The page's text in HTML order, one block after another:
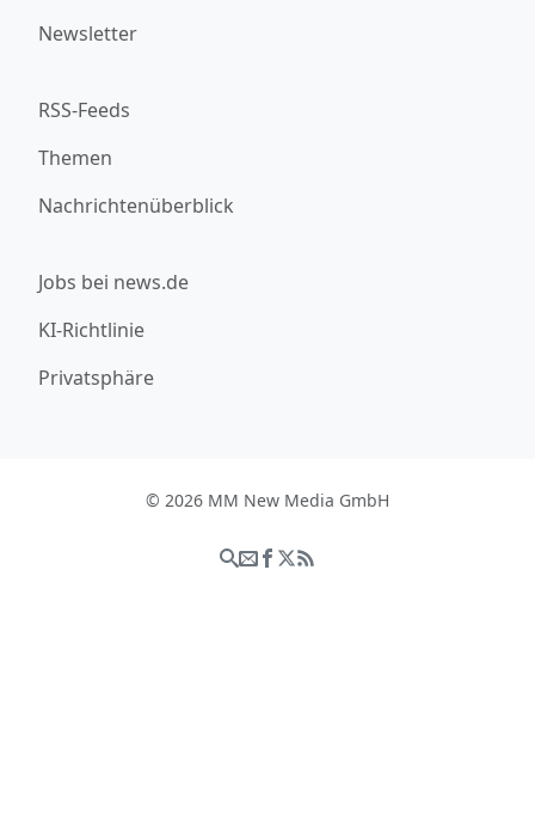
Newsletter
RSS-Feeds
Themen
Nachrichtenüberblick
Jobs bei news.de
KI-Richtlinie
Privatsphäre
© 2026 MM New Media GmbH